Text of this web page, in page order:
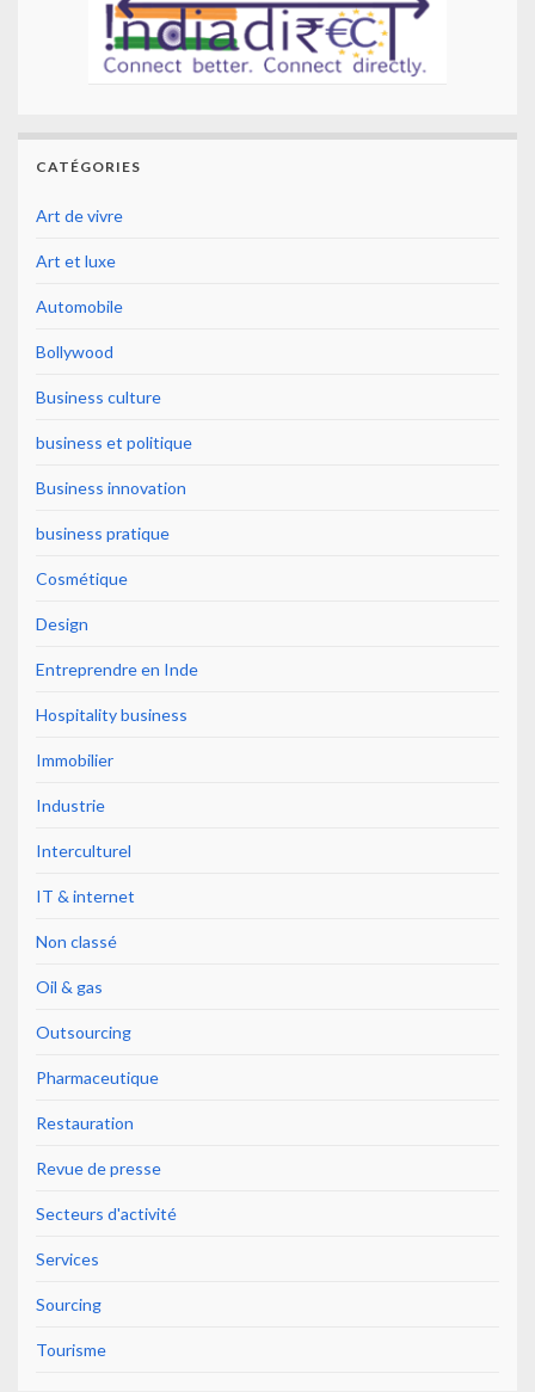
CATÉGORIES
Art de vivre
Art et luxe
Automobile
Bollywood
Business culture
business et politique
Business innovation
business pratique
Cosmétique
Design
Entreprendre en Inde
Hospitality business
Immobilier
Industrie
Interculturel
IT & internet
Non classé
Oil & gas
Outsourcing
Pharmaceutique
Restauration
Revue de presse
Secteurs d'activité
Services
Sourcing
Tourisme